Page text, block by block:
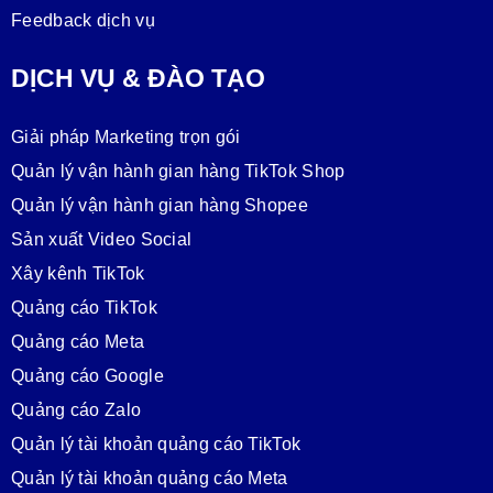
Feedback dịch vụ
DỊCH VỤ & ĐÀO TẠO
Giải pháp Marketing trọn gói
Quản lý vận hành gian hàng TikTok Shop
Quản lý vận hành gian hàng Shopee
Sản xuất Video Social
Xây kênh TikTok
Quảng cáo TikTok
Quảng cáo Meta
Quảng cáo Google
Quảng cáo Zalo
Quản lý tài khoản quảng cáo TikTok
Quản lý tài khoản quảng cáo Meta